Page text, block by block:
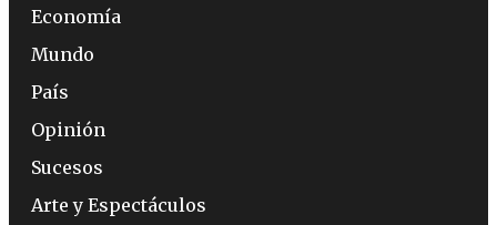
Economía
Mundo
País
Opinión
Sucesos
Arte y Espectáculos